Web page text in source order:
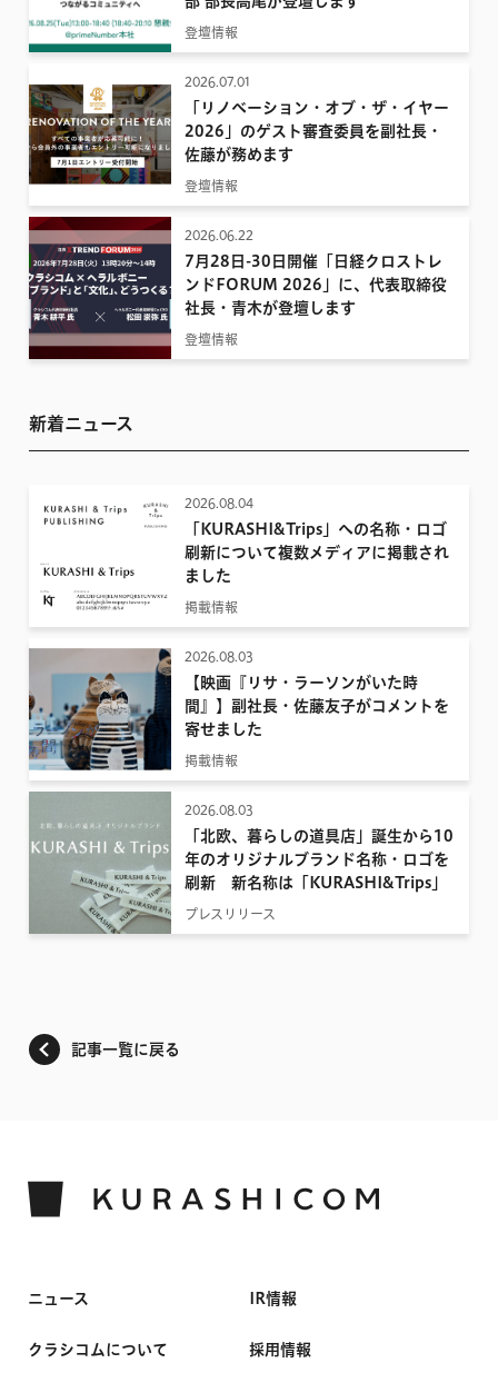
登壇情報
2026.07.01
「リノベーション・オブ・ザ・イヤー
2026」のゲスト審査委員を副社長・
佐藤が務めます
登壇情報
2026.06.22
7月28日-30日開催「日経クロストレ
ンドFORUM 2026」に、代表取締役
社長・青木が登壇します
登壇情報
新着ニュース
2026.08.04
「KURASHI&Trips」への名称・ロゴ
刷新について複数メディアに掲載され
ました
掲載情報
2026.08.03
【映画『リサ・ラーソンがいた時
間』】副社長・佐藤友子がコメントを
寄せました
掲載情報
2026.08.03
「北欧、暮らしの道具店」誕生から10
年のオリジナルブランド名称・ロゴを
刷新 新名称は「KURASHI&Trips」
プレスリリース
記事一覧に戻る
ニュース
クラシコムについて
IR情報
採用情報